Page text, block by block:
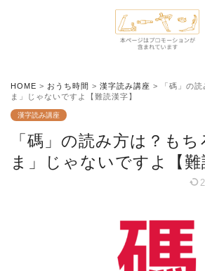
HOME > おうち時間 > 漢字読み講座 >
「碼」の
ま」じゃないですよ【難読漢字】
漢字読み講座
「碼」の読み方は？も
ま」じゃないですよ【難